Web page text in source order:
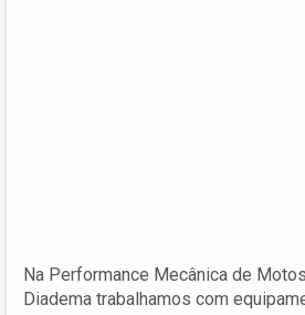
Na Performance Mecânica de
Diadema trabalhamos com